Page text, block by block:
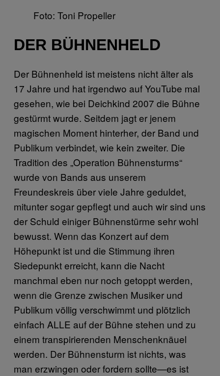
Foto: Toni Propeller
DER BÜHNENHELD
Der Bühnenheld ist meistens nicht älter als
17 Jahre und hat irgendwo auf YouTube mal
gesehen, wie bei Deichkind 2007 die Bühne
gestürmt wurde. Seitdem jagt er jenem
magischen Moment hinterher, der Band und
Publikum verbindet, wie kein zweiter. Die
Tradition des „Operation Bühnensturms“
wurde von Bands aus unserem
Freundeskreis über viele Jahre geduldet,
mitunter sogar gepflegt und auch wir sind uns
der Schuld einiger Bühnenstürme sehr wohl
bewusst. Wenn das Konzert auf dem
Höhepunkt ist und die Stimmung ihren
Siedepunkt erreicht, kann die Nacht
manchmal eben nur noch getoppt werden,
wenn die Grenze zwischen Musiker und
Publikum völlig verschwimmt und plötzlich
einfach ALLE auf der Bühne stehen und zu
einem transpirierenden Menschenknäuel
werden. Der Bühnensturm ist nichts, was
man erzwingen oder fordern sollte—es ist